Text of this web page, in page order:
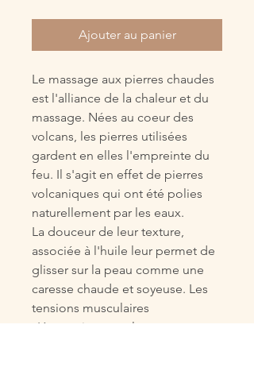
Ajouter au panier
Le massage aux pierres chaudes
est l'alliance de la chaleur et du
massage. Nées au coeur des
volcans, les pierres utilisées
gardent en elles l'empreinte du
feu. Il s'agit en effet de pierres
volcaniques qui ont été polies
naturellement par les eaux.
La douceur de leur texture,
associée à l'huile leur permet de
glisser sur la peau comme une
caresse chaude et soyeuse. Les
tensions musculaires
s'évanouissent et le stress